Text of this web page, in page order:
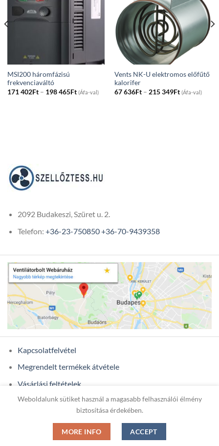
MSI200 háromfázisú
frekvenciaváltó
171 402Ft – 198 465FtPrice
range:
(Áfa-val)
Vents NK-U elektromos előfűtő
kalorifer
67 636Ft – 215 349FtPrice
range:
(Áfa-val)
2092 Budakeszi, Szüret u. 2.
Telefon: +36-23-750850+36-70-9439358
Kapcsolatfelvétel
Megrendelt termékek átvétele
Vásárlási feltételek
Ügyfél adatok
Copyright 2026 © ONIXCOM KFT.
Weboldalunk sütiket használ a magasabb felhasználói élmény
biztosítása érdekében.
MORE INFO ACCEPT